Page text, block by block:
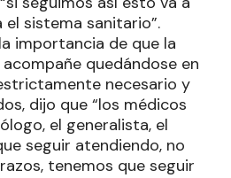
sistema sanitario”.
importancia de que la
quedándose en
necesario y
dijo que “los médicos
el generalista, el
seguir atendiendo, no
tenemos que seguir